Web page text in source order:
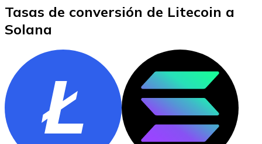
XRP
Tasas de conversión de Litecoin a
Solana